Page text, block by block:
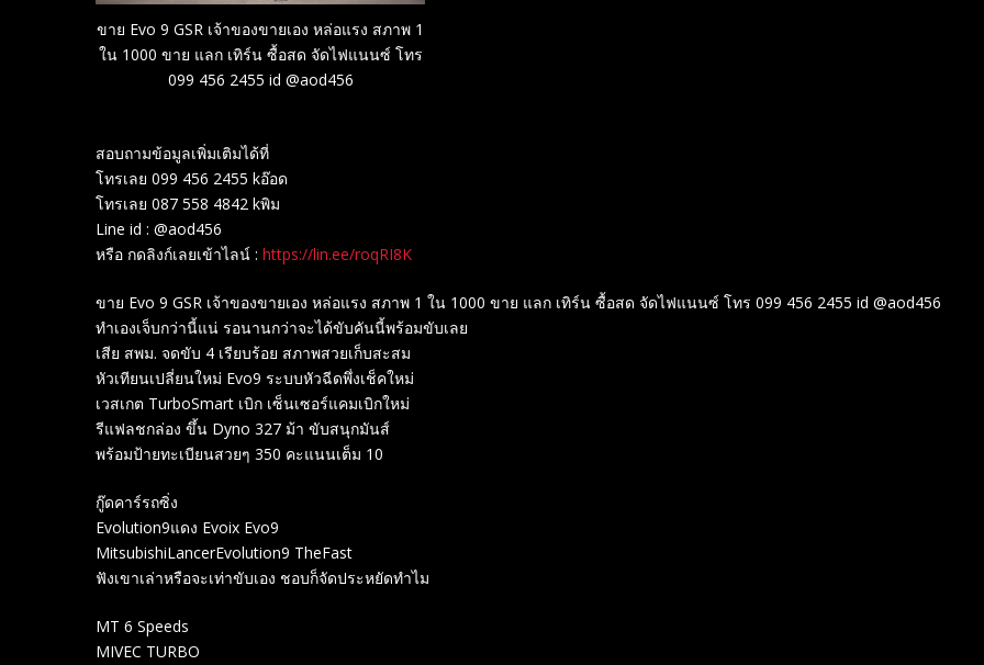
ขาย Evo 9 GSR เจ้าของขายเอง หล่อแรง สภาพ 1
ใน 1000 ขาย แลก เทิร์น ซื้อสด จัดไฟแนนซ์ โทร
099 456 2455 id @aod456
สอบถามข้อมูลเพิ่มเติมได้ที่
โทรเลย 099 456 2455 kอ๊อด
โทรเลย 087 558 4842 kพิม
Line id : @aod456
หรือ กดลิงก์เลยเข้าไลน์ : https://lin.ee/roqRI8K
ขาย Evo 9 GSR เจ้าของขายเอง หล่อแรง สภาพ 1 ใน 1000 ขาย แลก เทิร์น ซื้อสด จัดไฟแนนซ์ โทร 099 456 2455 id @aod456
ทำเองเจ็บกว่านี้แน่ รอนานกว่าจะได้ขับคันนี้พร้อมขับเลย
เสีย สพม. จดขับ 4 เรียบร้อย สภาพสวยเก็บสะสม
หัวเทียนเปลี่ยนใหม่ Evo9 ระบบหัวฉีดพึ่งเช็คใหม่
เวสเกต TurboSmart เบิก เซ็นเซอร์แคมเบิกใหม่
รีแฟลชกล่อง ขึ้น Dyno 327 ม้า ขับสนุกมันส์
พร้อมป้ายทะเบียนสวยๆ 350 คะแนนเต็ม 10
กู๊ดคาร์รถซิ่ง
Evolution9แดง Evoix Evo9
MitsubishiLancerEvolution9 TheFast
ฟังเขาเล่าหรือจะเท่าขับเอง ชอบก็จัดประหยัดทำไม
MT 6 Speeds
MIVEC TURBO